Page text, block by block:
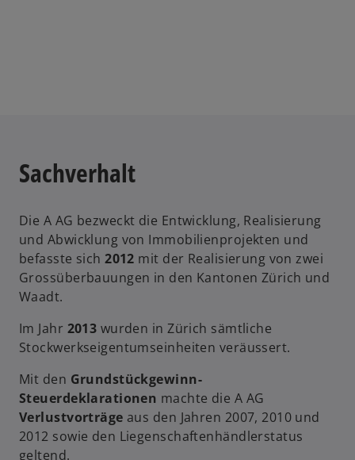
n
R
e
g
i
t
e
k
a
r
t
Sachverhalt
Die A AG bezweckt die Entwicklung, Realisierung
und Abwicklung von Immobilienprojekten und
befasste sich2012 mit der Realisierung von zwei
Grossüberbauungen in den Kantonen Zürich und
Waadt.
Im Jahr 2013 wurden in Zürich sämtliche
Stockwerkseigentumseinheiten veräussert.
Mit den Grundstückgewinn-
Steuerdeklarationen machte die A AG
Verlustvorträge aus den Jahren 2007, 2010 und
2012 sowie den Liegenschaftenhändlerstatus
geltend.